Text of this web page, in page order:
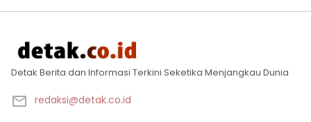
Detak Berita dan Informasi Terkini Seketika Menjangkau Dunia
redaksi@detak.co.id